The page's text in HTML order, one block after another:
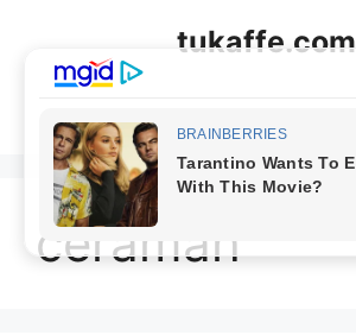
tukaffe.com
ceramah